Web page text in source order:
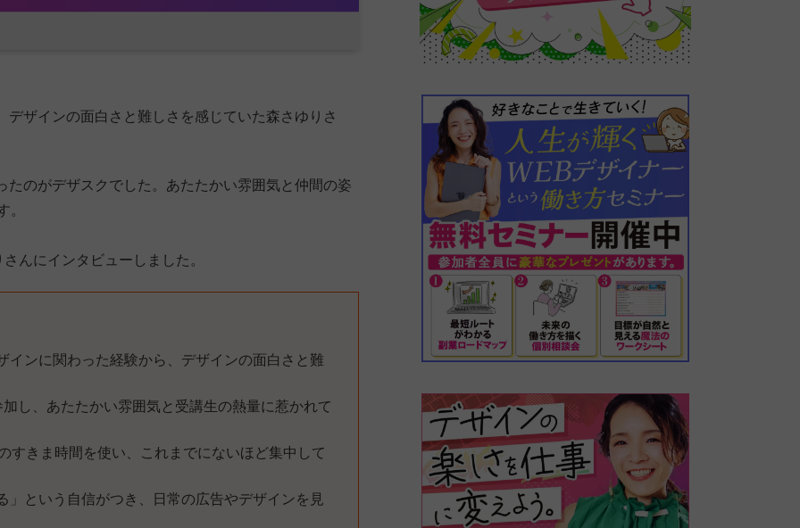
ザインの面白さと難しさを感じていた森さゆりさ
のがデザスクでした。あたたかい雰囲気と仲間の姿
。
んにインタビューしました。
インに関わった経験から、デザインの面白さと難
し、あたたかい雰囲気と受講生の熱量に惹かれて
すきま時間を使い、これまでにないほど集中して
」という自信がつき、日常の広告やデザインを見